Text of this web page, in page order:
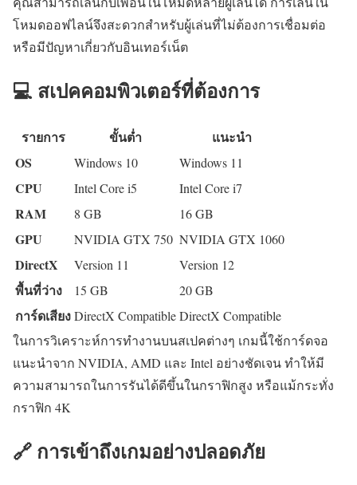
โหมดออฟไลน์จึงสะดวกสำหรับผู้เล่นที่ไม่ต้องการเชื่อมต่อ
หรือมีปัญหาเกี่ยวกับอินเทอร์เน็ต
💻 สเปคคอมพิวเตอร์ที่ต้องการ
รายการ ขั้นต่ำ
แนะนำ
OS
Windows 10 Windows 11
CPU Intel Core i5 Intel Core i7
RAM 8 GB 16 GB
GPU NVIDIA GTX 750 NVIDIA GTX 1060
DirectX Version 11 Version 12
พื้นที่ว่าง 15 GB 20 GB
การ์ดเสียงDirectX CompatibleDirectX Compatible
ในการวิเคราะห์การทำงานบนสเปคต่างๆ เกมนี้ใช้การ์ดจอ
แนะนำจาก NVIDIA, AMD และ Intel อย่างชัดเจน ทำให้มี
ความสามารถในการรันได้ดีขึ้นในกราฟิกสูง หรือแม้กระทั่ง
กราฟิก 4K
🔗 การเข้าถึงเกมอย่างปลอดภัย